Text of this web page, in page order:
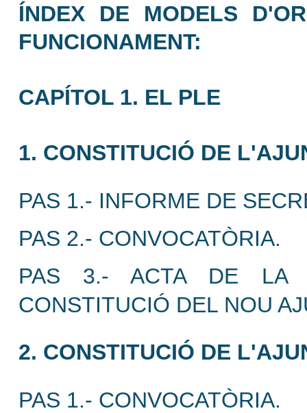
ÍNDEX DE MODELS
FUNCIONAMENT:
CAPÍTOL 1. EL PLE
1. CONSTITUCIÓ DE
PAS 1.- INFORME DE
PAS 2.- CONVOCATÒRIA.
PAS 3.- ACTA DE LA
CONSTITUCIÓ DEL NOU
2. CONSTITUCIÓ DE
PAS 1.- CONVOCATÒRIA.